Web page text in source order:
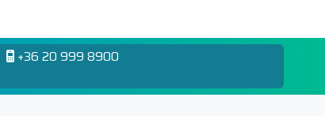
+36 20 999 8900